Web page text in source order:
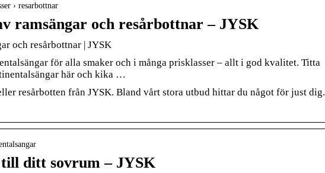
› resarbottnar
ramsängar och resårbottnar – JYSK
och resårbottnar | JYSK
för alla smaker och i många prisklasser – allt i god kvalitet. Titta
här och kika …
resårbotten från JYSK. Bland vårt stora utbud hittar du något för just dig.
ditt sovrum – JYSK